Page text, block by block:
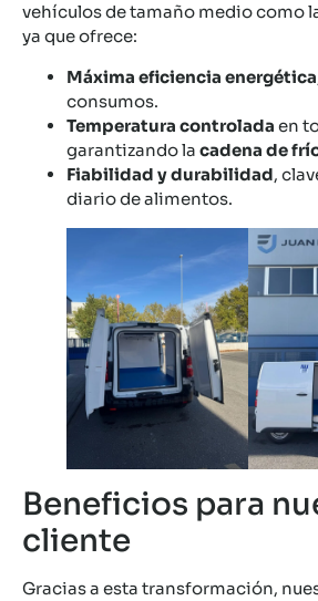
vehículos de tamaño medio como
ya que ofrece:
Máxima eficiencia energética
consumos.
Temperatura controlada en
garantizando la cadena de
Fiabilidad y durabilidad,
diario de alimentos.
Beneficios para
cliente
Gracias a esta transformación,